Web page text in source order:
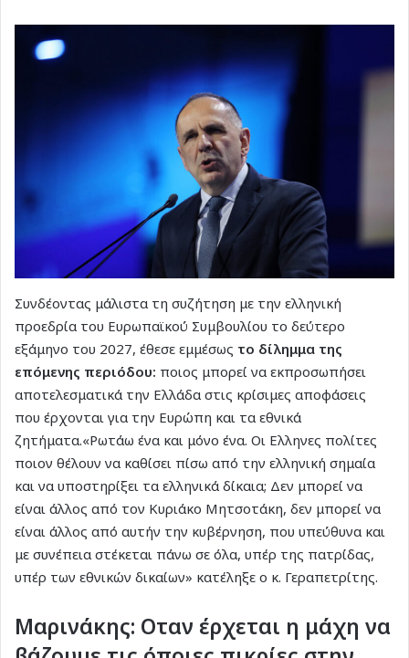
Συνδέοντας μάλιστα τη συζήτηση με την ελληνική
προεδρία του Ευρωπαϊκού Συμβουλίου το δεύτερο
εξάμηνο του 2027, έθεσε εμμέσως το δίλημμα της
επόμενης περιόδου: ποιος μπορεί να εκπροσωπήσει
αποτελεσματικά την Ελλάδα στις κρίσιμες αποφάσεις
που έρχονται για την Ευρώπη και τα εθνικά
ζητήματα.«Ρωτάω ένα και μόνο ένα. Οι Ελληνες πολίτες
ποιον θέλουν να καθίσει πίσω από την ελληνική σημαία
και να υποστηρίξει τα ελληνικά δίκαια; Δεν μπορεί να
είναι άλλος από τον Κυριάκο Μητσοτάκη, δεν μπορεί να
είναι άλλος από αυτήν την κυβέρνηση, που υπεύθυνα και
με συνέπεια στέκεται πάνω σε όλα, υπέρ της πατρίδας,
υπέρ των εθνικών δικαίων» κατέληξε ο κ. Γεραπετρίτης.
Μαρινάκης: Οταν έρχεται η μάχη να